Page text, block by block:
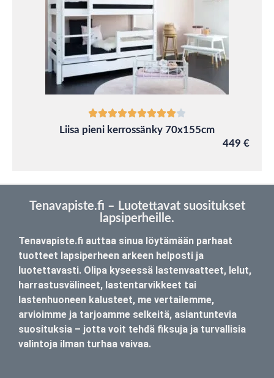
Liisa pieni kerrossänky 70x155cm
449 €
Tenavapiste.fi – Luotettavat suositukset
lapsiperheille.
Tenavapiste.fi auttaa sinua löytämään parhaat
tuotteet lapsiperheen arkeen helposti ja
luotettavasti. Olipa kyseessä lastenvaatteet, lelut,
harrastusvälineet, lastentarvikkeet tai
lastenhuoneen kalusteet, me vertailemme,
arvioimme ja tarjoamme selkeitä, asiantuntevia
suosituksia – jotta voit tehdä fiksuja ja turvallisia
valintoja ilman turhaa vaivaa.